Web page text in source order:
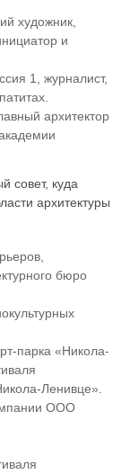
художник,
и
1, журналист,
архитектор
совет, куда
архитектуры
бюро
парка «Никола-
Ленивце».
ООО